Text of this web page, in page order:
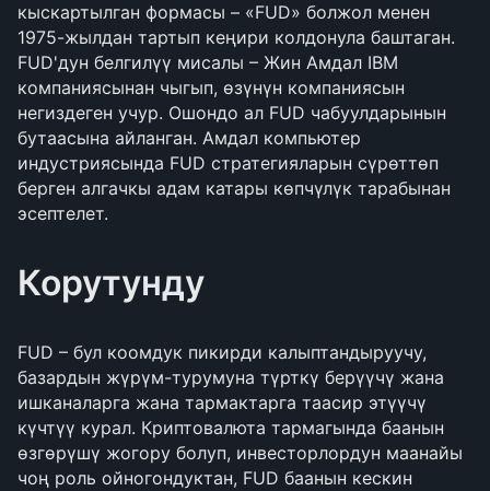
кыскартылган формасы – «FUD» болжол менен
1975-жылдан тартып кеңири колдонула баштаган.
FUD'дун белгилүү мисалы – Жин Амдал IBM
компаниясынан чыгып, өзүнүн компаниясын
негиздеген учур. Ошондо ал FUD чабуулдарынын
бутаасына айланган. Амдал компьютер
индустриясында FUD стратегияларын сүрөттөп
берген алгачкы адам катары көпчүлүк тарабынан
эсептелет.
Корутунду
FUD – бул коомдук пикирди калыптандыруучу,
базардын жүрүм-турумуна түрткү берүүчү жана
ишканаларга жана тармактарга таасир этүүчү
күчтүү курал. Криптовалюта тармагында баанын
өзгөрүшү жогору болуп, инвесторлордун маанайы
чоң роль ойногондуктан, FUD баанын кескин